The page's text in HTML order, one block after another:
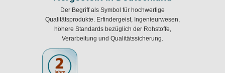
Der Begriff als Symbol für hochwertige
Qualitätsprodukte. Erfindergeist, Ingenieurwesen,
höhere Standards bezüglich der Rohstoffe,
Verarbeitung und Qualitätssicherung.